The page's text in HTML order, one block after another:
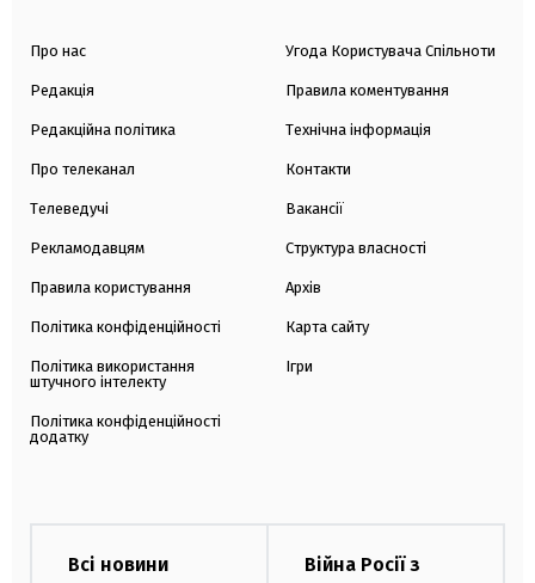
Про нас
Редакція
Редакційна політика
Про телеканал
Телеведучі
Рекламодавцям
Правила користування
Політика конфіденційності
Політика використання
штучного інтелекту
Політика конфіденційності
додатку
Угода Користувача Спільноти
Правила коментування
Технічна інформація
Контакти
Вакансії
Структура власності
Архів
Карта сайту
Ігри
Всі новини
Війна Росії з